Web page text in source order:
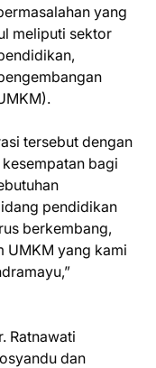
yang
meliputi sektor
tersebut dengan
bagi
pendidikan
berkembang,
UMKM yang kami
Ratnawati
dan